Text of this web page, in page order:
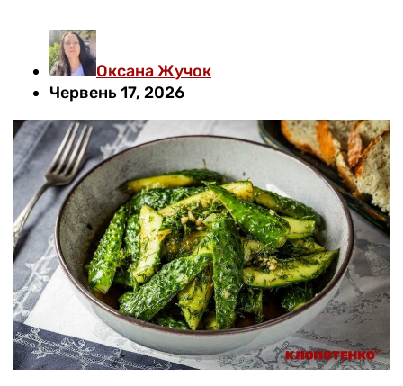
Оксана Жучок
Червень 17, 2026